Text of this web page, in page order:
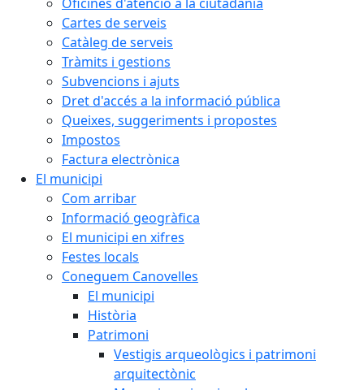
Cartes de serveis
Catàleg de serveis
Tràmits i gestions
Subvencions i ajuts
Dret d'accés a la informació pública
Queixes, suggeriments i propostes
Impostos
Factura electrònica
El municipi
Com arribar
Informació geogràfica
El municipi en xifres
Festes locals
Coneguem Canovelles
El municipi
Història
Patrimoni
Vestigis arqueològics i patrimoni
arquitectònic